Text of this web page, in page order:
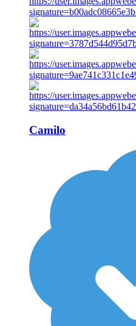
Camilo